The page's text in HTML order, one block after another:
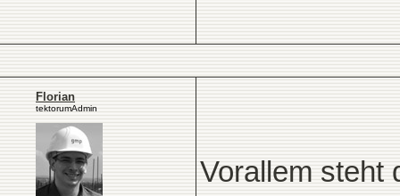
Florian
tektorumAdmin
Vorallem steht